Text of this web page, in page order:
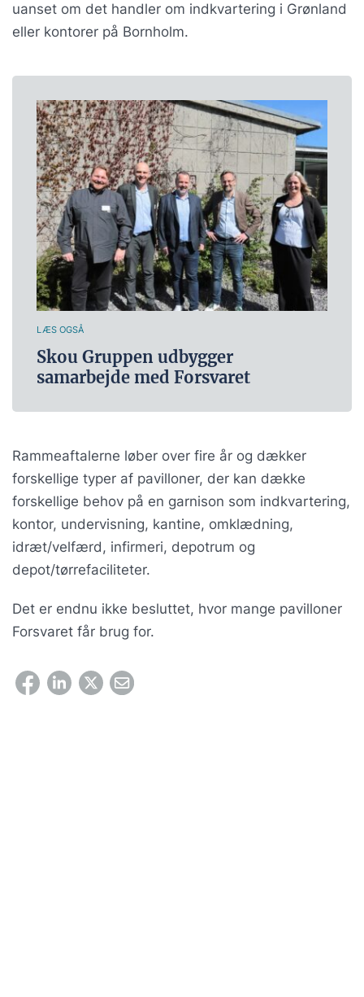
uanset om det handler om indkvartering i Grønland
eller kontorer på Bornholm.
LÆS OGSÅ
Skou Gruppen udbygger
samarbejde med Forsvaret
Rammeaftalerne løber over fire år og dækker
forskellige typer af pavilloner, der kan dække
forskellige behov på en garnison som indkvartering,
kontor, undervisning, kantine, omklædning,
idræt/velfærd, infirmeri, depotrum og
depot/tørrefaciliteter.
Det er endnu ikke besluttet, hvor mange pavilloner
Forsvaret får brug for.